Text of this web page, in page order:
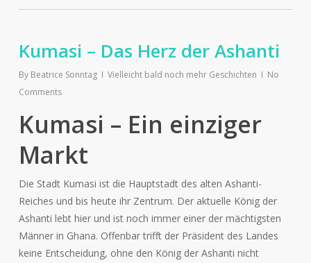
Kumasi – Das Herz der Ashanti
By Beatrice Sonntag Vielleicht bald noch mehr Geschichten
No
Comments
Kumasi – Ein einziger
Markt
Die Stadt Kumasi ist die Hauptstadt des alten Ashanti-
Reiches und bis heute ihr Zentrum. Der aktuelle König der
Ashanti lebt hier und ist noch immer einer der mächtigsten
Männer in Ghana. Offenbar trifft der Präsident des Landes
keine Entscheidung, ohne den König der Ashanti nicht